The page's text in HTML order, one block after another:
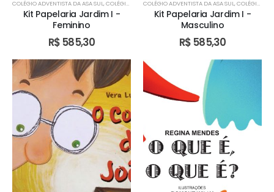
COLÉGIO ADVENTISTA DA ASA SUL,COLÉGIO ADVENTISTA DE ÁGUAS CLARAS ,COLÉGIO
Kit Papelaria Jardim I -
Feminino
R$ 585,30
COLÉGIO ADVENTISTA DA ASA SUL,COLÉGIO ADVENTISTA DE ÁGUAS CLARAS
Kit Papelaria Jardim I -
Masculino
R$ 585,30